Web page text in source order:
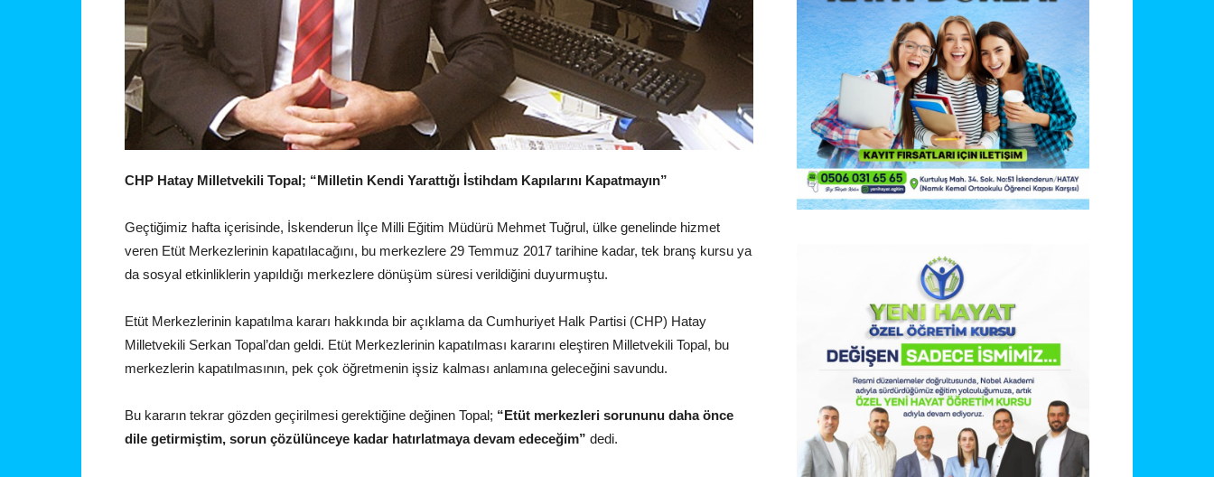
CHP Hatay Milletvekili Topal; “Milletin Kendi Yarattığı İstihdam Kapılarını Kapatmayın”
Geçtiğimiz hafta içerisinde, İskenderun İlçe Milli Eğitim Müdürü Mehmet Tuğrul, ülke genelinde hizmet
veren Etüt Merkezlerinin kapatılacağını, bu merkezlere 29 Temmuz 2017 tarihine kadar, tek branş kursu ya
da sosyal etkinliklerin yapıldığı merkezlere dönüşüm süresi verildiğini duyurmuştu.
Etüt Merkezlerinin kapatılma kararı hakkında bir açıklama da Cumhuriyet Halk Partisi (CHP) Hatay
Milletvekili Serkan Topal’dan geldi. Etüt Merkezlerinin kapatılması kararını eleştiren Milletvekili Topal, bu
merkezlerin kapatılmasının, pek çok öğretmenin işsiz kalması anlamına geleceğini savundu.
Bu kararın tekrar gözden geçirilmesi gerektiğine değinen Topal; “Etüt merkezleri sorununu daha önce
dile getirmiştim, sorun çözülünceye kadar hatırlatmaya devam edeceğim” dedi.